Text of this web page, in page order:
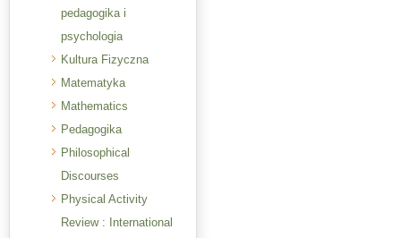
pedagogika i
psychologia
Kultura Fizyczna
Matematyka
Mathematics
Pedagogika
Philosophical
Discourses
Physical Activity
Review : International